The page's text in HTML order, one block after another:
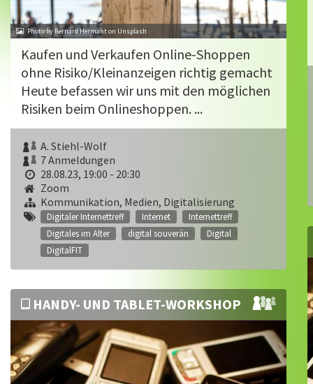
Photo by Bernard Hermant on Unsplash
Kaufen und Verkaufen Online-Shoppen
ohne Risiko/Kleinanzeigen richtig gemacht
Heute befassen wir uns mit den möglichen
Risiken beim Onlineshoppen. ...
A. Stiehl-Wolf
7 Anmeldungen
28.08.23, 19:00 - 20:30
Zoom
Kommunikation, Medien, Digitalisierung
Digitaler Internettreff Internet
Internettreff
Digitales im Alter
digital souverän
Digital
DigitalFIT
HANDY- UND TABLET-WORKSHOP